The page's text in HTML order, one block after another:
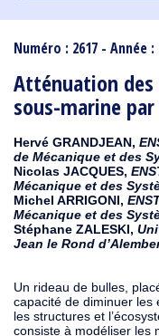
Numéro : 2617 - Année :
Atténuation
sous-marine
Hervé GRANDJEAN,
de Mécanique et des
Nicolas JACQUES,
Mécanique et des
Michel ARRIGONI,
Mécanique et des
Stéphane ZALESKI,
Jean le Rond
Un rideau de bulles,
capacité de diminuer les
les structures et
consiste à modéliser les